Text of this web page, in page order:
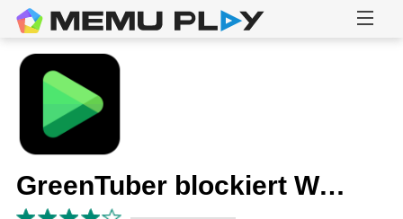
GreenTuber blockiert Werbung